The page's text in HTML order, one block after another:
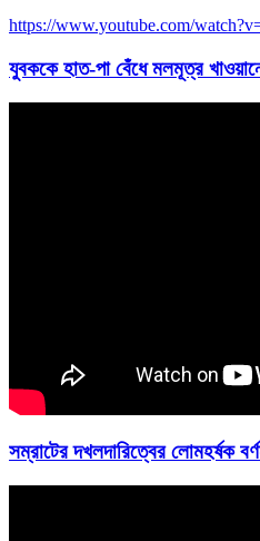
https://www.youtube.com/
যুবককে হাত-পা বেঁধে মলমূত্র
সম্রাটের দখলদারিত্বের লোমহর্ষক